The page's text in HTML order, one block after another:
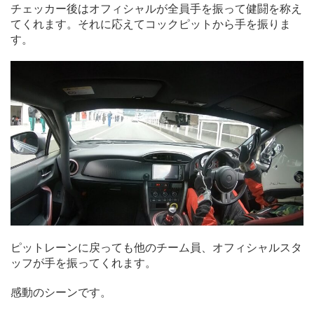
チェッカー後はオフィシャルが全員手を振って健闘を称え
てくれます。それに応えてコックピットから手を振りま
す。
ピットレーンに戻っても他のチーム員、オフィシャルスタ
ッフが手を振ってくれます。
感動のシーンです。